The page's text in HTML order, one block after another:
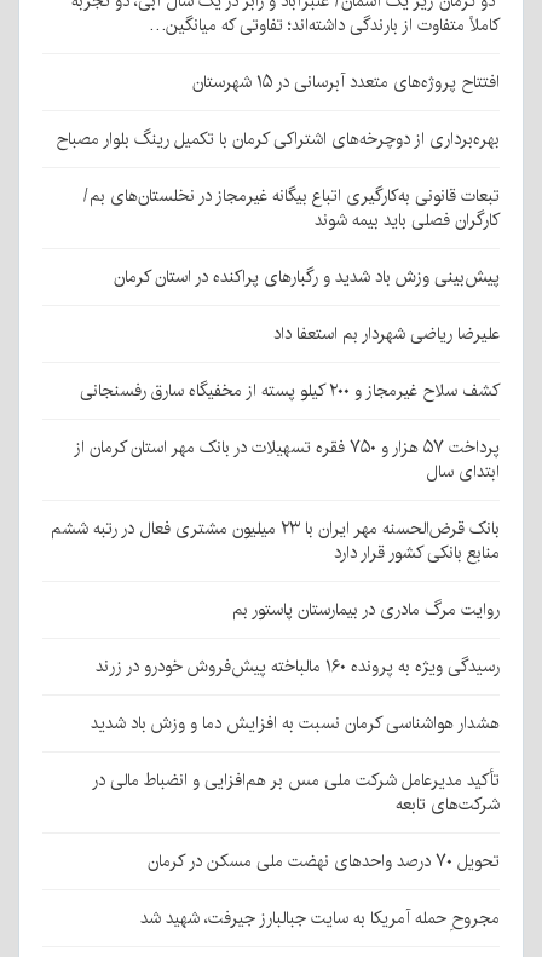
کاملاً متفاوت از بارندگی داشته‌اند؛ تفاوتی که میانگین…
افتتاح پروژه‌های متعدد آبرسانی در ۱۵ شهرستان
بهره‌برداری از دوچرخه‌های اشتراکی کرمان با تکمیل رینگ بلوار مصباح
تبعات قانونی به‌کارگیری اتباع بیگانه غیرمجاز در نخلستان‌های بم/
کارگران فصلی باید بیمه شوند
پیش‌بینی وزش باد شدید و رگبارهای پراکنده در استان کرمان
علیرضا ریاضی شهردار بم استعفا داد
کشف سلاح غیرمجاز و ۲۰۰ کیلو پسته از مخفیگاه سارق رفسنجانی
پرداخت ۵۷ هزار و ۷۵۰ فقره تسهیلات در بانک مهر استان کرمان از
ابتدای سال
بانک قرض‌الحسنه مهر ایران با ۲۳ میلیون مشتری فعال در رتبه ششم
منابع بانکی کشور قرار دارد
روایت مرگ مادری در بیمارستان پاستور بم
رسیدگی ویژه به پرونده ۱۶۰ مالباخته پیش‌فروش خودرو در زرند
هشدار هواشناسی کرمان نسبت به افزایش دما و وزش باد شدید
تأکید مدیرعامل شرکت ملی مس بر هم‌افزایی و انضباط مالی در
شرکت‌های تابعه
تحویل ۷۰ درصد واحدهای نهضت ملی مسکن در کرمان
مجروحِ حمله آمریکا به سایت جبالبارز جیرفت، شهید شد